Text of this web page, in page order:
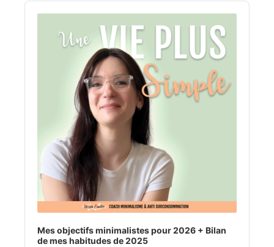
Audio
Player
Mes objectifs minimalistes pour 2026 + Bilan
de mes habitudes de 2025